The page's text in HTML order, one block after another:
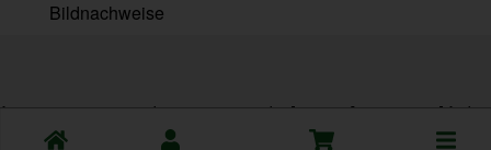
Bildnachweise
Toggle
{ content_type: 'product', content_ids: ['10581'], contents: [ { id:
'10581', quantity: 1, item_price: 5.99 } ], value: 5.99, currency: